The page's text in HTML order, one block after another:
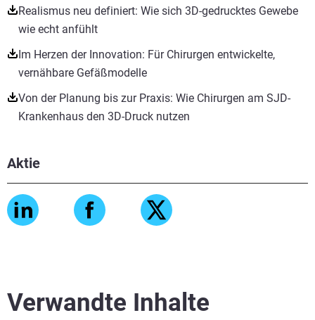
Realismus neu definiert: Wie sich 3D-gedrucktes Gewebe
wie echt anfühlt
Im Herzen der Innovation: Für Chirurgen entwickelte,
vernähbare Gefäßmodelle
Von der Planung bis zur Praxis: Wie Chirurgen am SJD-
Krankenhaus den 3D-Druck nutzen
Aktie
Mehr sehen
Verwandte Inhalte